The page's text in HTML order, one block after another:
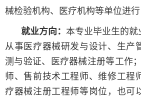
械检验机构、医疗机构等单位进行
就业方向： 本专业毕业生的
从事医疗器械研发与设计、生产
测与验证、医疗器械注册等工作
师、售前技术工程师、维修工程
疗器械注册工程师等岗位，也可